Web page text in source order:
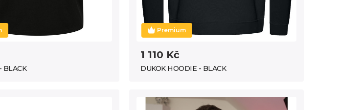
BLACK
Premium
1 110 Kč
DUKOK HOODIE - BLACK